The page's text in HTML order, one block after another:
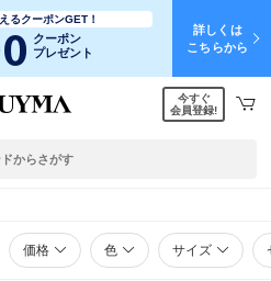
るクーポンGET！
クーポン
プレゼント
詳しくは
こちらから
今すぐ
会員登録!
価格 色 サイズ